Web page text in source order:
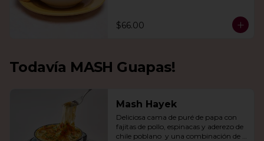
$66.00
Todavía MASH Guapas!
Mash Hayek
Deliciosa cama de puré de papa con
fajitas de pollo, espinacas y aderezo de
chile poblano  y una combinación de